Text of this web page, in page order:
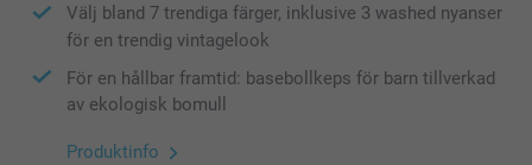
Välj bland 7 trendiga färger, inklusive 3 washed nyanser
för en trendig vintagelook
För en hållbar framtid: basebollkeps för barn tillverkad
av ekologisk bomull
Produktinfo